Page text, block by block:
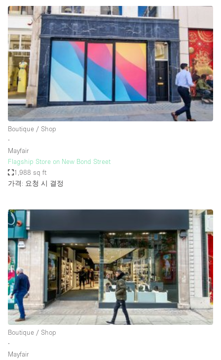
Other
Photo / Filming Studio
Restaurant / Bar / Cafe
Rooftop
Salon
Shop Share
Stall / Market Stall
Warehouse
공간 기능
Air Conditioning
Animals Friendly
Bar
Bathroom
Car Display
Concierge
Counters
Boutique / Shop
∙
Mayfair
Flagship Store on New Bond Street
1,988 sq ft
가격: 요청 시 결정
Boutique / Shop
∙
Mayfair